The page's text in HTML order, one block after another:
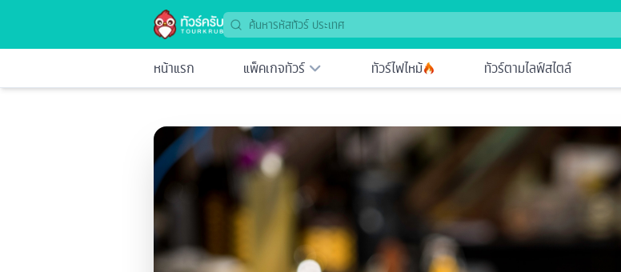
หน้าแรก แพ็คเกจทัวร์ ทัวร์ไฟไหม้ ทัวร์ตามไลฟ์สไตล์